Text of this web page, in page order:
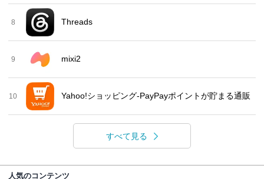
8 Threads
9 mixi2
10 Yahoo!ショッピング-PayPayポイントが貯まる通販
すべて見る
人気のコンテンツ